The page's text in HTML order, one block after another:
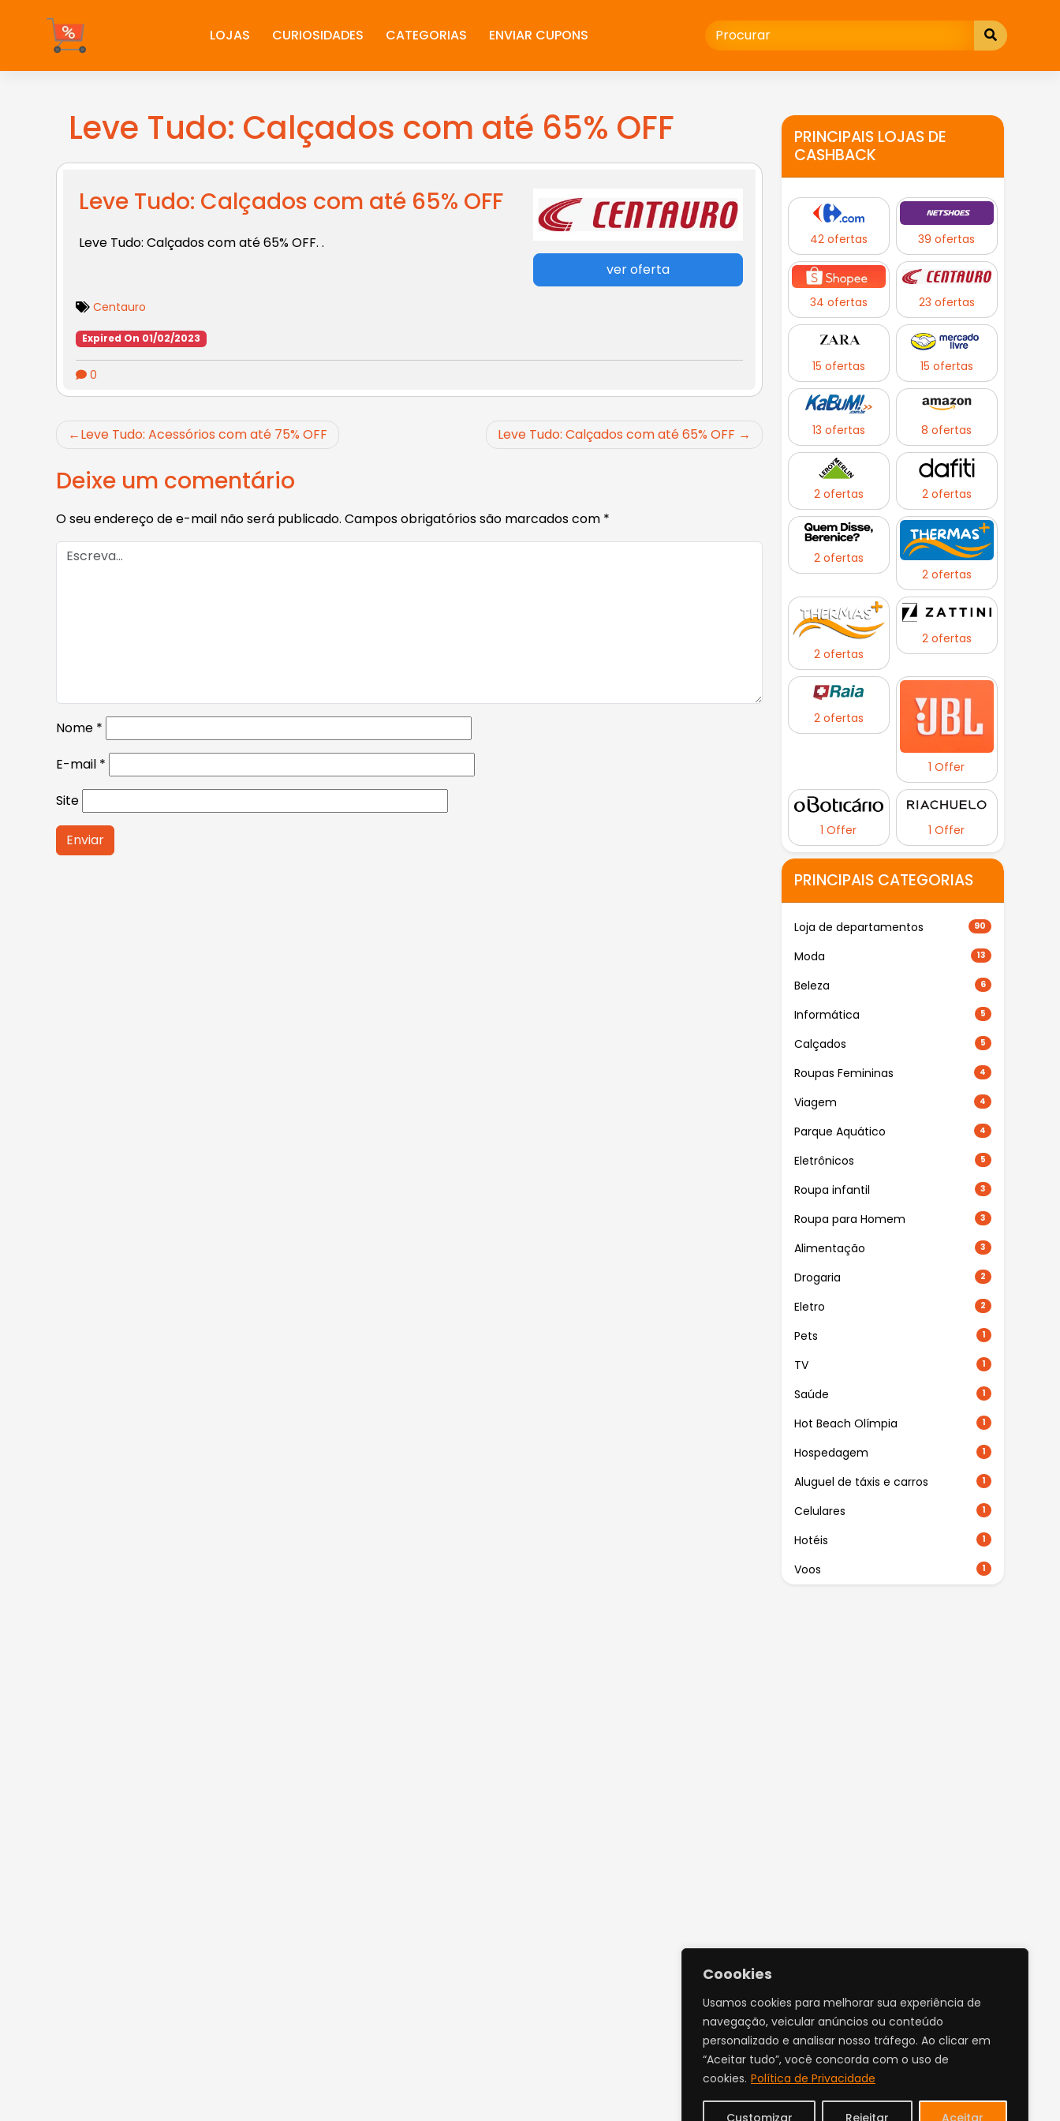
Coookies
Usamos cookies para melhorar sua experiência de
navegação, veicular anúncios ou conteúdo
personalizado e analisar nosso tráfego. Ao clicar em
“Aceitar tudo”, você concorda com o uso de
cookies. Política de Privacidade
Customizar Rejeitar Aceitar
LOJAS CURIOSIDADES CATEGORIAS ENVIAR CUPONS
Leve Tudo: Calçados com até 65% OFF
Leve Tudo: Calçados com até 65% OFF
Leve Tudo: Calçados com até 65% OFF. .
ver oferta
Centauro
Expired On 01/02/2023
0
Navegação
de
Post
Leve Tudo: Acessórios com até 75% OFF Leve Tudo: Calçados com até 65% OFF
Deixe um comentário
O seu endereço de e-mail não será publicado. Campos obrigatórios são marcados com *
Nome *
E-mail *
Site
PRINCIPAIS LOJAS DE
CASHBACK
42 ofertas 39 ofertas
34 ofertas 23 ofertas
15 ofertas 15 ofertas
13 ofertas 8 ofertas
2 ofertas 2 ofertas
2 ofertas
2 ofertas
2 ofertas
2 ofertas
2 ofertas
1 Offer
1 Offer 1 Offer
PRINCIPAIS CATEGORIAS
Loja de departamentos 90
Moda 13
Beleza 6
Informática 5
Calçados 5
Roupas Femininas 4
Viagem 4
Parque Aquático 4
Eletrônicos 5
Roupa infantil 3
Roupa para Homem 3
Alimentação 3
Drogaria 2
Eletro 2
Pets 1
TV 1
Saúde 1
Hot Beach Olímpia 1
Hospedagem 1
Aluguel de táxis e carros 1
Celulares 1
Hotéis 1
Voos 1